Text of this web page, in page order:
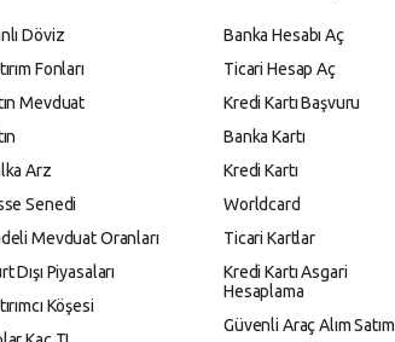
Döviz
Fonları
Mevduat
Arz
Senedi
Mevduat Oranları
Dışı Piyasaları
Köşesi
Banka Hesabı Aç
Ticari Hesap Aç
Kredi Kartı Başvuru
Banka Kartı
Kredi Kartı
Worldcard
Ticari Kartlar
Kredi Kartı Asgari
Hesaplama
Güvenli Araç Alım Satım